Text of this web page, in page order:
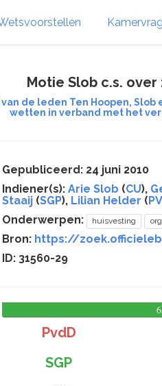
Motie Slob c.s.
de leden Ten Hoopen,
wetten in verband met het
Gepubliceerd: 24 juni 2010
Indiener(s): Arie Slob (CU),
Staaij (SGP), Lilian Helder (
Onderwerpen:
huisvesting
Bron: https://
ID: 31560-29
PvdD
SGP